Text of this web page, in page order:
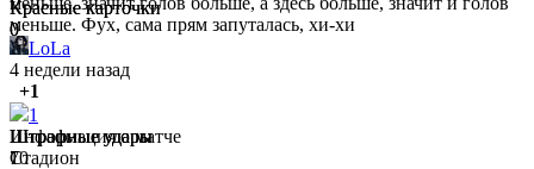
Красные карточки
0
2
Штрафные удары
10
Красные карточки
0
5
Штрафные удары
7
меньше. Фух, сама прям запуталась, хи-хи
LoLa
4 недели назад
+1
1
Информация о матче
Стадион